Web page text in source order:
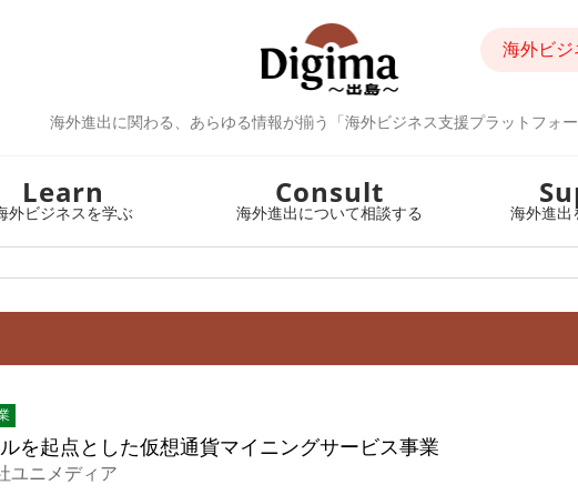
海外進出に関わる、あらゆる情報が揃う「海外ビジネス支援プラットフォ
海外ビジ
Learn
外ビジネスを学ぶ
Consult
海外進出について相談する 海外進出
を起点とした仮想通貨マイニングサービス事業
ユニメディア